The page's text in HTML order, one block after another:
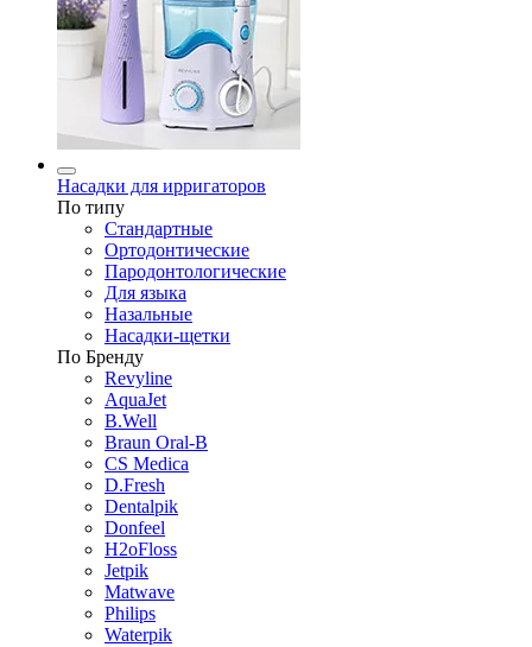
Насадки для ирригаторов
По типу
Стандартные
Ортодонтические
Пародонтологические
Для языка
Назальные
Насадки-щетки
По Бренду
Revyline
AquaJet
B.Well
Braun Oral-B
CS Medica
D.Fresh
Dentalpik
Donfeel
H2oFloss
Jetpik
Matwave
Philips
Waterpik